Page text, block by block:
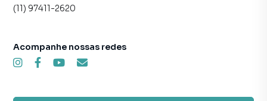
muito o número de contatos interessados e tendo como
programadores, corretores treinados e uma central de
atendimento preparada para atender proprietários e
(11) 97411-2620
Acompanhe nossas redes